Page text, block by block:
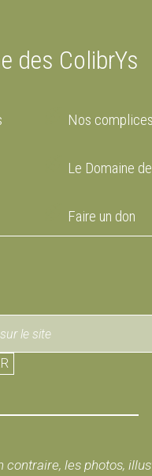
des ColibrYs
Nos complices
Le Domaine
Faire un don
contraire, les photos,